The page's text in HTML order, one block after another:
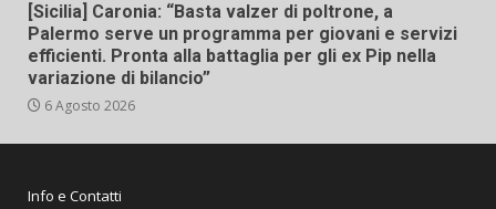
[Sicilia] Caronia: “Basta valzer di poltrone, a
Palermo serve un programma per giovani e servizi
efficienti. Pronta alla battaglia per gli ex Pip nella
variazione di bilancio”
6 Agosto 2026
Info e Contatti